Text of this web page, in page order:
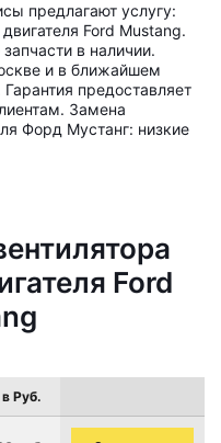
предлагают услугу:
Ford Mustang.
в наличии.
и в ближайшем
предоставляет
Замена
Форд Мустанг: низкие
Ford
Руб.